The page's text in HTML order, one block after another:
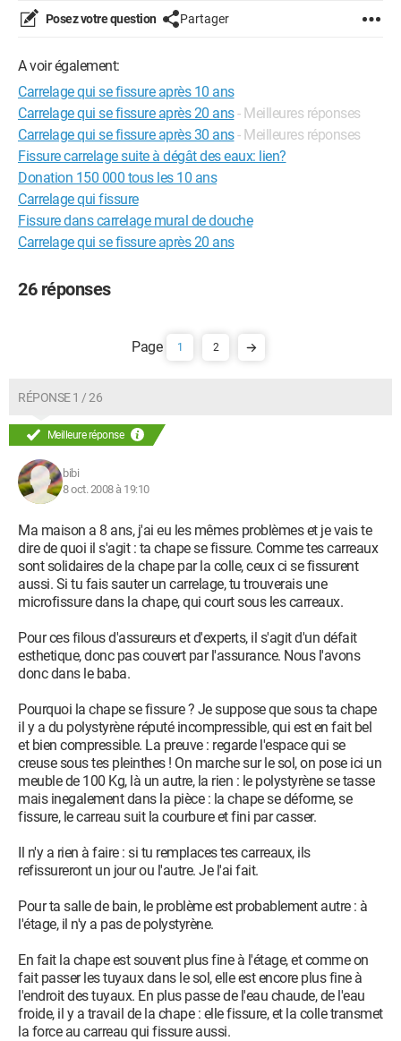
Posez votre question Partager
A voir également:
Carrelage qui se fissure après 10 ans
Carrelage qui se fissure après 20 ans- Meilleures réponses
Carrelage qui se fissure après 30 ans- Meilleures réponses
Fissure carrelage suite à dégât des eaux: lien?
Donation 150 000 tous les 10 ans
Carrelage qui fissure
Fissure dans carrelage mural de douche
Carrelage qui se fissure après 20 ans
26 réponses
1 2
RÉPONSE 1 / 26
Meilleure réponse
bibi
8 oct. 2008 à 19:10
Ma maison a 8 ans, j'ai eu les mêmes problèmes et je vais te
dire de quoi il s'agit : ta chape se fissure. Comme tes carreaux
sont solidaires de la chape par la colle, ceux ci se fissurent
aussi. Si tu fais sauter un carrelage, tu trouverais une
microfissure dans la chape, qui court sous les carreaux.
Pour ces filous d'assureurs et d'experts, il s'agit d'un défait
esthetique, donc pas couvert par l'assurance. Nous l'avons
donc dans le baba.
Pourquoi la chape se fissure ? Je suppose que sous ta chape
il y a du polystyrène réputé incompressible, qui est en fait bel
et bien compressible. La preuve : regarde l'espace qui se
creuse sous tes pleinthes ! On marche sur le sol, on pose ici un
meuble de 100 Kg, là un autre, la rien : le polystyrène se tasse
mais inegalement dans la pièce : la chape se déforme, se
fissure, le carreau suit la courbure et fini par casser.
Il n'y a rien à faire : si tu remplaces tes carreaux, ils
refissureront un jour ou l'autre. Je l'ai fait.
Pour ta salle de bain, le problème est probablement autre : à
l'étage, il n'y a pas de polystyrène.
En fait la chape est souvent plus fine à l'étage, et comme on
fait passer les tuyaux dans le sol, elle est encore plus fine à
l'endroit des tuyaux. En plus passe de l'eau chaude, de l'eau
froide, il y a travail de la chape : elle fissure, et la colle transmet
la force au carreau qui fissure aussi.